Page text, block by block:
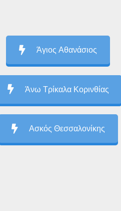
Άγιος Αθανάσιος
Άνω Τρίκαλα Κορινθίας
Ασκός Θεσσαλονίκης